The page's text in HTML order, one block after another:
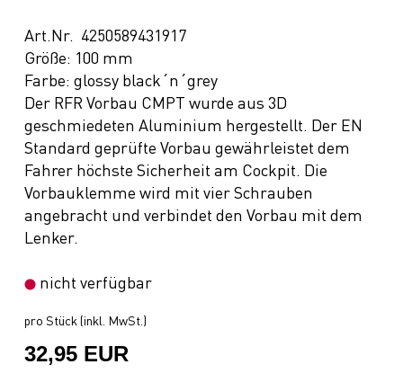
Art.Nr. 4250589431917
Größe: 100 mm
Farbe: glossy black´n´grey
Der RFR Vorbau CMPT wurde aus 3D
geschmiedeten Aluminium hergestellt. Der EN
Standard geprüfte Vorbau gewährleistet dem
Fahrer höchste Sicherheit am Cockpit. Die
Vorbauklemme wird mit vier Schrauben
angebracht und verbindet den Vorbau mit dem
Lenker.
nicht verfügbar
pro Stück (inkl. MwSt.)
32,95 EUR